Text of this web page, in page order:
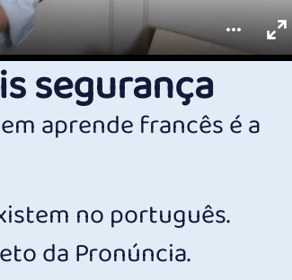
segurança
aprende francês é a
no português.
da Pronúncia.